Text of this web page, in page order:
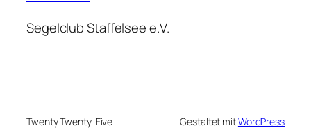
Segelclub Staffelsee e.V.
Twenty Twenty-Five Gestaltet mitWordPress